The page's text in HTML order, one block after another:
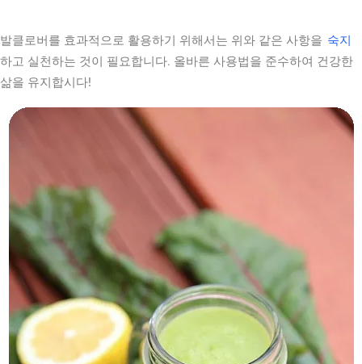
발클로버를 효과적으로 활용하기 위해서는 위와 같은 사항을 숙지
하고 실천하는 것이 필요합니다. 올바른 사용법을 준수하여 건강한
삶을 유지합시다!